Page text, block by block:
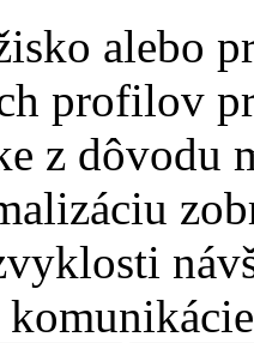
alebo
profilov
z dôvodu